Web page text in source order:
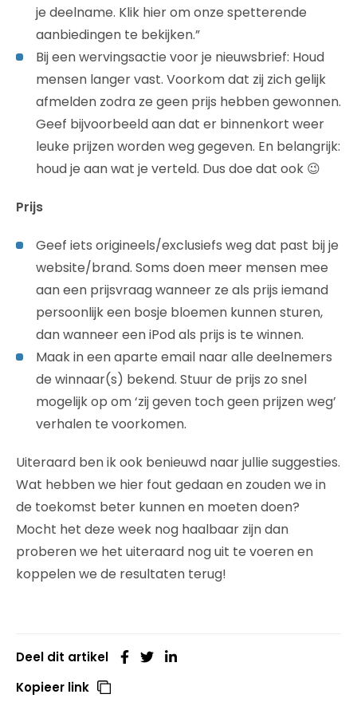
je deelname. Klik hier om onze spetterende
aanbiedingen te bekijken.”
Bij een wervingsactie voor je nieuwsbrief: Houd
mensen langer vast. Voorkom dat zij zich gelijk
afmelden zodra ze geen prijs hebben gewonnen.
Geef bijvoorbeeld aan dat er binnenkort weer
leuke prijzen worden weg gegeven. En belangrijk:
houd je aan wat je verteld. Dus doe dat ook 😉
Prijs
Geef iets origineels/exclusiefs weg dat past bij je
website/brand. Soms doen meer mensen mee
aan een prijsvraag wanneer ze als prijs iemand
persoonlijk een bosje bloemen kunnen sturen,
dan wanneer een iPod als prijs is te winnen.
Maak in een aparte email naar alle deelnemers
de winnaar(s) bekend. Stuur de prijs zo snel
mogelijk op om ‘zij geven toch geen prijzen weg’
verhalen te voorkomen.
Uiteraard ben ik ook benieuwd naar jullie suggesties.
Wat hebben we hier fout gedaan en zouden we in
de toekomst beter kunnen en moeten doen?
Mocht het deze week nog haalbaar zijn dan
proberen we het uiteraard nog uit te voeren en
koppelen we de resultaten terug!
Deel dit artikel
Kopieer link